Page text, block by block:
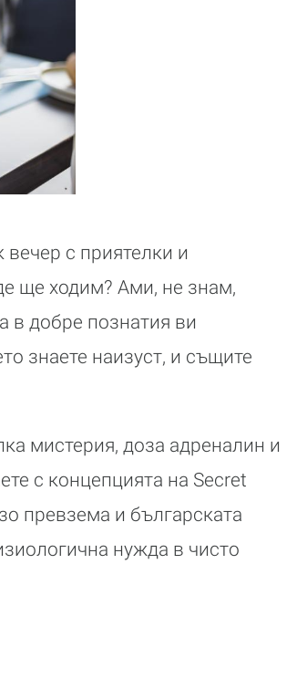
вечер с приятелки и
ще ходим? Ами, не знам,
в добре познатия ви
знаете наизуст, и същите
мистерия, доза адреналин и
с концепцията на Secret
превзема и българската
нужда в чисто